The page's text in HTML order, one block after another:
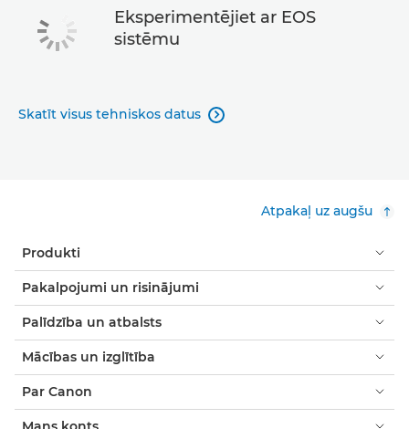
Eksperimentējiet ar EOS
sistēmu
Skatīt visus tehniskos datus 
Atpakaļ uz augšu
Produkti
Pakalpojumi un risinājumi
Palīdzība un atbalsts
Mācības un izglītība
Par Canon